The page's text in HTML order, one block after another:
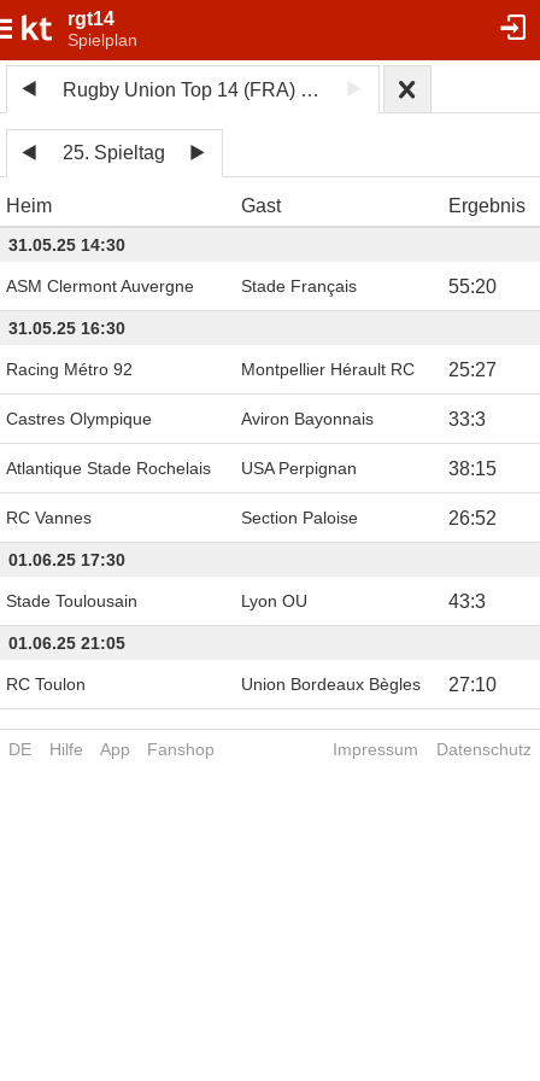
rgt14
Spielplan
Rugby Union Top 14 (FRA) 2024/25
25. Spieltag
Heim Gast Ergebnis
31.05.25 14:30
ASM Clermont Auvergne Stade Français 55:20
31.05.25 16:30
Racing Métro 92 Montpellier Hérault RC 25:27
Castres Olympique Aviron Bayonnais 33:3
Atlantique Stade Rochelais USA Perpignan 38:15
RC Vannes Section Paloise 26:52
01.06.25 17:30
Stade Toulousain Lyon OU 43:3
01.06.25 21:05
RC Toulon Union Bordeaux Bègles 27:10
DE Hilfe App Fanshop Impressum Datenschutz